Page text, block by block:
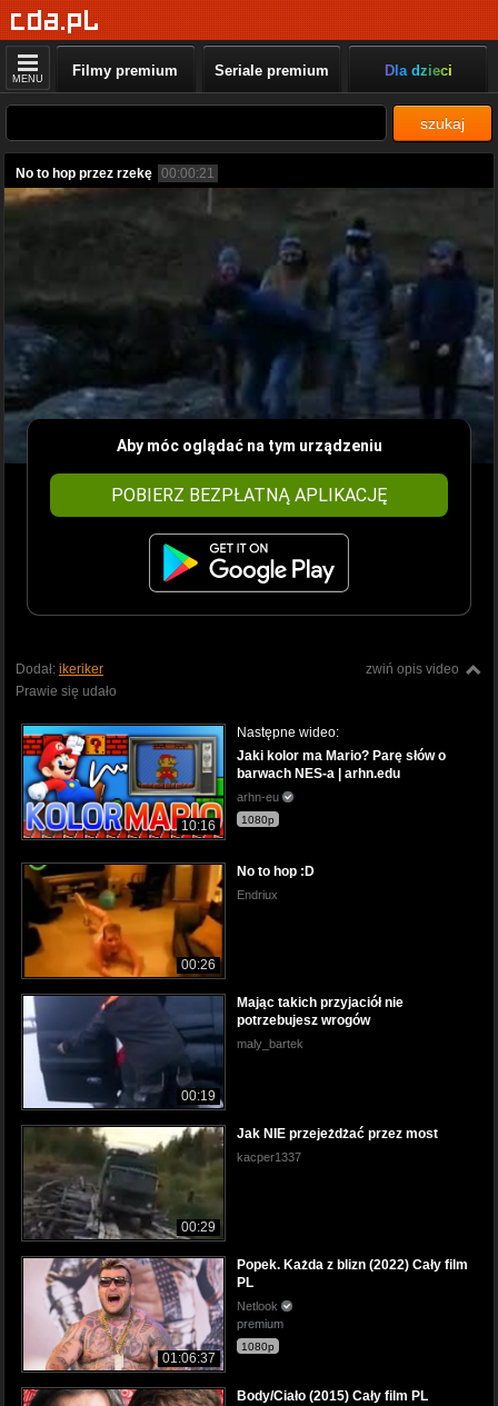
MENU Filmy premium Seriale premium Dla dzieci
szukaj
No to hop przez rzekę 00:00:21
Aby móc oglądać na tym urządzeniu
POBIERZ BEZPŁATNĄ APLIKACJĘ
zwiń opis video
Dodał: ikeriker
Prawie się udało
10:16
Następne wideo:
Jaki kolor ma Mario? Parę słów o
barwach NES-a | arhn.edu
arhn-eu
1080p
00:26
No to hop :D
Endriux
00:19
Mając takich przyjaciół nie
potrzebujesz wrogów
maly_bartek
00:29
Jak NIE przejeżdżać przez most
kacper1337
01:06:37
Popek. Każda z blizn (2022) Cały film
PL
Netlook
premium
1080p
Body/Ciało (2015) Cały film PL